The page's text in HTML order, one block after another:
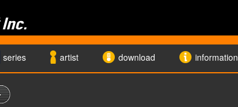
series artist download information